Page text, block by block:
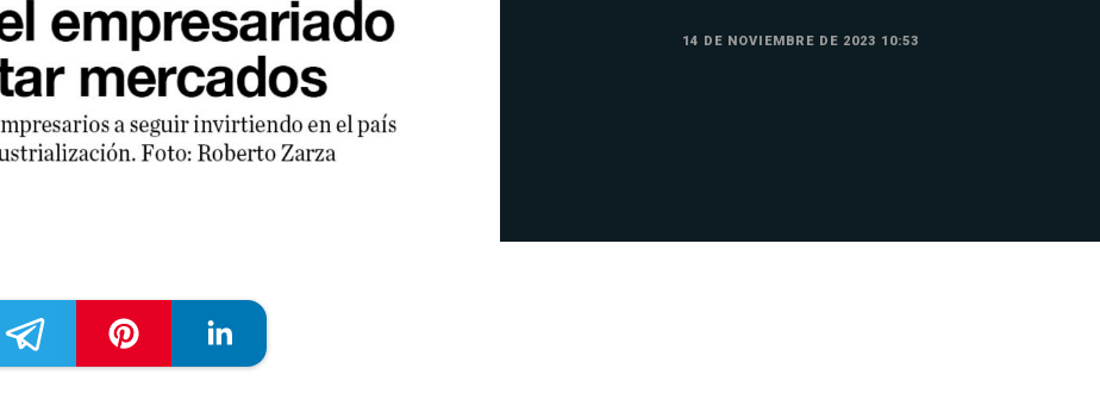
14 DE NOVIEMBRE DE 2023 10:53